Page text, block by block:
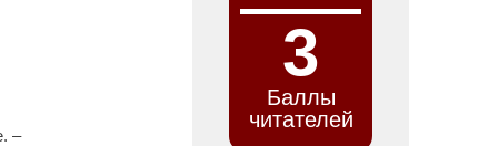
‒
3
Баллы
читателей